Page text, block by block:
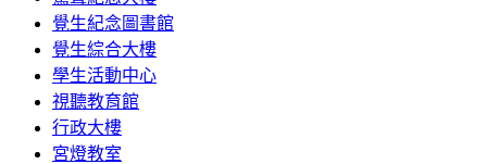
覺生紀念圖書館
覺生綜合大樓
學生活動中心
視聽教育館
行政大樓
宮燈教室